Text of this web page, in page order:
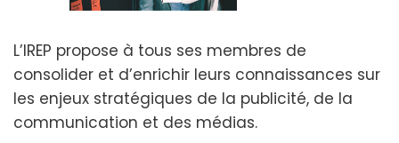
L’IREP propose à tous ses membres de
consolider et d’enrichir leurs connaissances sur
les enjeux stratégiques de la publicité, de la
communication et des médias.